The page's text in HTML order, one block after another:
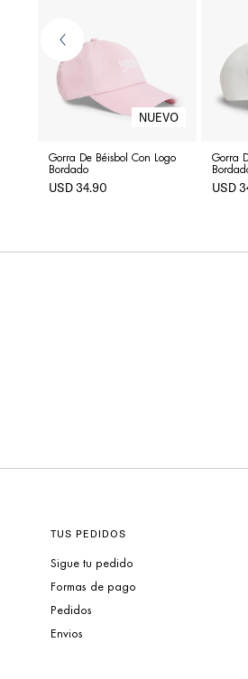
Gorra De Béisbol Con Logo
Bordado
USD 34.90
Gorra
USD
TUS PEDIDOS
Sigue tu pedido
Formas de pago
Pedidos
Envios